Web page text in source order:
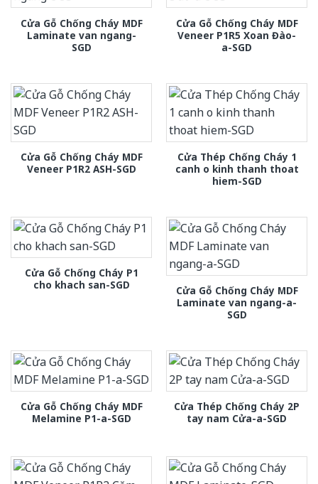
Cửa Gỗ Chống Cháy MDF
Laminate van ngang-
SGD
Cửa Gỗ Chống Cháy MDF
Veneer P1R5 Xoan Đào-
a-SGD
Cửa Gỗ Chống Cháy MDF
Veneer P1R2 ASH-SGD
Cửa Thép Chống Cháy 1
canh o kinh thanh thoat
hiem-SGD
Cửa Gỗ Chống Cháy P1
cho khach san-SGD
Cửa Gỗ Chống Cháy MDF
Laminate van ngang-a-
SGD
Cửa Gỗ Chống Cháy MDF
Melamine P1-a-SGD
Cửa Thép Chống Cháy 2P
tay nam Cửa-a-SGD